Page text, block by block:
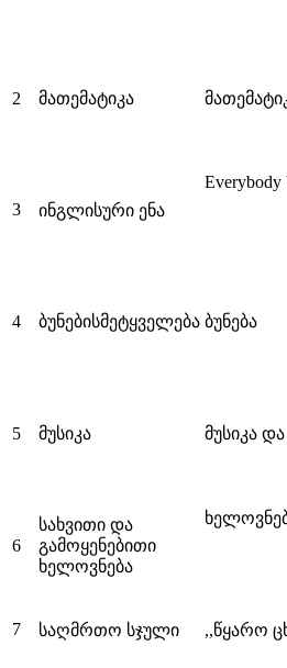
2 მათემატიკა
3 ინგლისური ენა
Everybody
4 ბუნებისმეტყველება ბუნება
5 მუსიკა მუსიკა და
6
სახვითი და
გამოყენებითი
ხელოვნება
7 საღმრთო სჯული ,,წყარო